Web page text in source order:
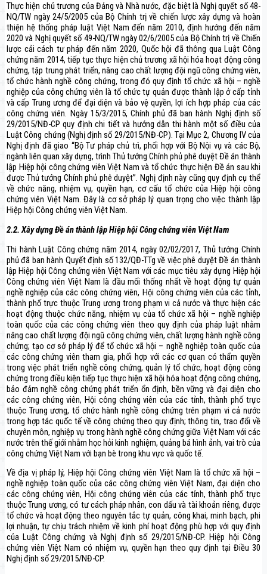
Thực hiện chủ trương của Đảng và Nhà nước, đặc biệt là Nghị quyết số 48-
NQ/TW ngày 24/5/2005 của Bộ Chính trị về chiến lược xây dựng và hoàn
thiện hệ thống pháp luật Việt Nam đến năm 2010, định hướng đến năm
2020 và Nghị quyết số 49-NQ/TW ngày 02/6/2005 của Bộ Chính trị về Chiến
lược cải cách tư pháp đến năm 2020, Quốc hội đã thông qua Luật Công
chứng năm 2014, tiếp tục thực hiện chủ trương xã hội hóa hoạt động công
chứng, tập trung phát triển, nâng cao chất lượng đội ngũ công chứng viên,
tổ chức hành nghề công chứng, trong đó quy định tổ chức xã hội – nghề
nghiệp của công chứng viên là tổ chức tự quản được thành lập ở cấp tỉnh
và cấp Trung ương để đại diện và bảo vệ quyền, lợi ích hợp pháp của các
công chứng viên. Ngày 15/3/2015, Chính phủ đã ban hành Nghị định số
29/2015/NĐ-CP quy định chi tiết và hướng dẫn thi hành một số điều của
Luật Công chứng (Nghị định số 29/2015/NĐ-CP). Tại Mục 2, Chương IV của
Nghị định đã giao “Bộ Tư pháp chủ trì, phối hợp với Bộ Nội vụ và các Bộ,
ngành liên quan xây dựng, trình Thủ tướng Chính phủ phê duyệt Đề án thành
lập Hiệp hội công chứng viên Việt Nam và tổ chức thực hiện Đề án sau khi
được Thủ tướng Chính phủ phê duyệt”. Nghị định này cũng quy định cụ thể
về chức năng, nhiệm vụ, quyền hạn, cơ cấu tổ chức của Hiệp hội công
chứng viên Việt Nam. Đây là cơ sở pháp lý quan trọng cho việc thành lập
Hiệp hội Công chứng viên Việt Nam.
2.2. Xây dựng Đề án thành lập Hiệp hội Công chứng viên Việt Nam
Thi hành Luật Công chứng năm 2014, ngày 02/02/2017, Thủ tướng Chính
phủ đã ban hành Quyết định số 132/QĐ-TTg về việc phê duyệt Đề án thành
lập Hiệp hội Công chứng viên Việt Nam với các mục tiêu xây dựng Hiệp hội
Công chứng viên Việt Nam là đầu mối thống nhất về hoạt động tự quản
nghề nghiệp của các công chứng viên, Hội công chứng viên của các tỉnh,
thành phố trực thuộc Trung ương trong phạm vi cả nước và thực hiện các
hoạt động thuộc chức năng, nhiệm vụ của tổ chức xã hội – nghề nghiệp
toàn quốc của các công chứng viên theo quy định của pháp luật nhằm
nâng cao chất lượng đội ngũ công chứng viên, chất lượng hành nghề công
chứng; tạo cơ sở pháp lý để tổ chức xã hội – nghề nghiệp toàn quốc của
các công chứng viên tham gia, phối hợp với các cơ quan có thẩm quyền
trong việc phát triển nghề công chứng, quản lý tổ chức, hoạt động công
chứng trong điều kiện tiếp tục thực hiện xã hội hóa hoạt động công chứng,
bảo đảm nghề công chứng phát triển ổn định, bền vững và đại diện cho
các công chứng viên, Hội công chứng viên của các tỉnh, thành phố trực
thuộc Trung ương, tổ chức hành nghề công chứng trên phạm vi cả nước
trong hợp tác quốc tế về công chứng theo quy định; thông tin, trao đổi về
chuyên môn, nghiệp vụ trong hành nghề công chứng giữa Việt Nam với các
nước trên thế giới nhằm học hỏi kinh nghiệm, quảng bá hình ảnh, vai trò của
công chứng Việt Nam với bạn bè trong khu vực và quốc tế.
Về địa vị pháp lý, Hiệp hội Công chứng viên Việt Nam là tổ chức xã hội –
nghề nghiệp toàn quốc của các công chứng viên Việt Nam, đại diện cho
các công chứng viên, Hội công chứng viên của các tỉnh, thành phố trực
thuộc Trung ương, có tư cách pháp nhân, con dấu và tài khoản riêng, được
tổ chức và hoạt động theo nguyên tắc tự quản, công khai, minh bạch, phi
lợi nhuận, tự chịu trách nhiệm về kinh phí hoạt động phù hợp với quy định
của Luật Công chứng và Nghị định số 29/2015/NĐ-CP. Hiệp hội Công
chứng viên Việt Nam có nhiệm vụ, quyền hạn theo quy định tại Điều 30
Nghị định số 29/2015/NĐ-CP.